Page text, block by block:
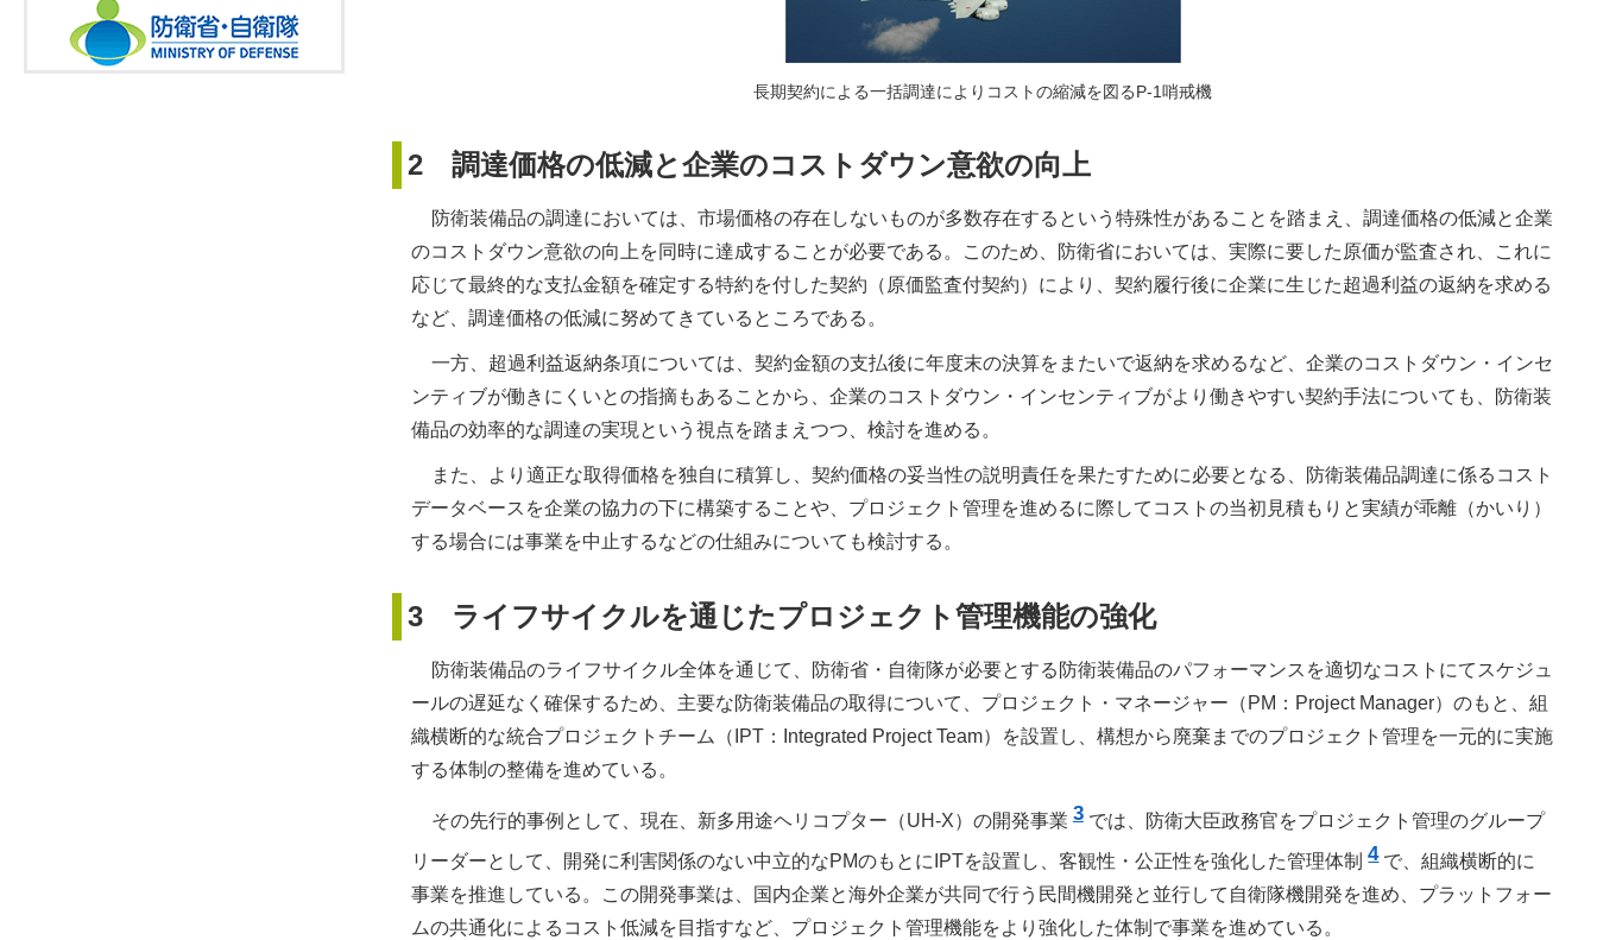
長期契約による一括調達によりコストの縮減を図るP-1哨戒機
2 調達価格の低減と企業のコストダウン意欲の向上
防衛装備品の調達においては、市場価格の存在しないものが多数存在するという特殊性があることを踏まえ、調達価格の低減と企業
のコストダウン意欲の向上を同時に達成することが必要である。このため、防衛省においては、実際に要した原価が監査され、これに
応じて最終的な支払金額を確定する特約を付した契約（原価監査付契約）により、契約履行後に企業に生じた超過利益の返納を求める
など、調達価格の低減に努めてきているところである。
一方、超過利益返納条項については、契約金額の支払後に年度末の決算をまたいで返納を求めるなど、企業のコストダウン・インセ
ンティブが働きにくいとの指摘もあることから、企業のコストダウン・インセンティブがより働きやすい契約手法についても、防衛装
備品の効率的な調達の実現という視点を踏まえつつ、検討を進める。
また、より適正な取得価格を独自に積算し、契約価格の妥当性の説明責任を果たすために必要となる、防衛装備品調達に係るコスト
データベースを企業の協力の下に構築することや、プロジェクト管理を進めるに際してコストの当初見積もりと実績が乖離（かいり）
する場合には事業を中止するなどの仕組みについても検討する。
3 ライフサイクルを通じたプロジェクト管理機能の強化
防衛装備品のライフサイクル全体を通じて、防衛省・自衛隊が必要とする防衛装備品のパフォーマンスを適切なコストにてスケジュ
ールの遅延なく確保するため、主要な防衛装備品の取得について、プロジェクト・マネージャー（PM：Project Manager）のもと、組
織横断的な統合プロジェクトチーム（IPT：Integrated Project Team）を設置し、構想から廃棄までのプロジェクト管理を一元的に実施
する体制の整備を進めている。
その先行的事例として、現在、新多用途ヘリコプター（UH-X）の開発事業 3 では、防衛大臣政務官をプロジェクト管理のグループ
リーダーとして、開発に利害関係のない中立的なPMのもとにIPTを設置し、客観性・公正性を強化した管理体制 4 で、組織横断的に
事業を推進している。この開発事業は、国内企業と海外企業が共同で行う民間機開発と並行して自衛隊機開発を進め、プラットフォー
ムの共通化によるコスト低減を目指すなど、プロジェクト管理機能をより強化した体制で事業を進めている。